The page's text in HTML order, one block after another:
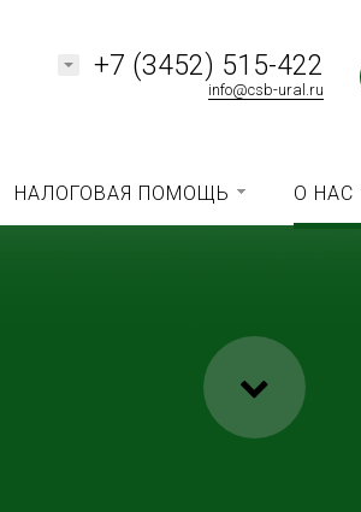
+7 (3452) 515-422
info@csb-ural.ru
НАЛОГОВАЯ ПОМОЩЬ О НАС